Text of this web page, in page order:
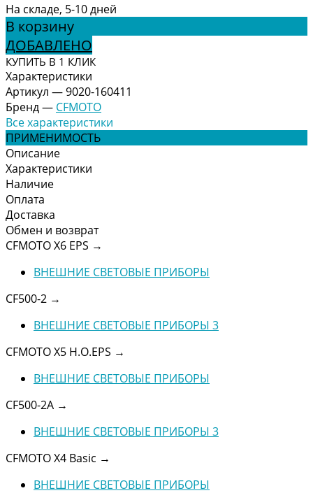
На складе, 5-10 дней
В корзину
ДОБАВЛЕНО
КУПИТЬ В 1 КЛИК
Характеристики
Артикул —9020-160411
Бренд— CFMOTO
Все характеристики
ПРИМЕНИМОСТЬ
Описание
Характеристики
Наличие
Оплата
Доставка
Обмен и возврат
CFMOTO X6 EPS →
ВНЕШНИЕ СВЕТОВЫЕ ПРИБОРЫ
CF500-2 →
ВНЕШНИЕ СВЕТОВЫЕ ПРИБОРЫ 3
CFMOTO X5 H.O.EPS →
ВНЕШНИЕ СВЕТОВЫЕ ПРИБОРЫ
CF500-2A →
ВНЕШНИЕ СВЕТОВЫЕ ПРИБОРЫ 3
CFMOTO X4 Basic →
ВНЕШНИЕ СВЕТОВЫЕ ПРИБОРЫ